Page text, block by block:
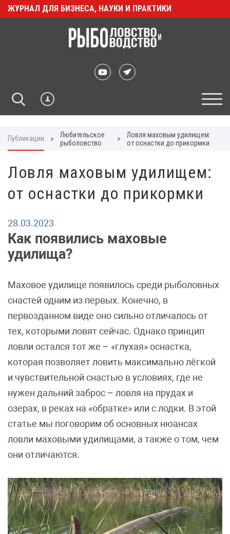
ЖУРНАЛ ДЛЯ БИЗНЕСА, НАУКИ И ПРАКТИКИ
Публикации >
Любительское
рыболовство
>
Ловля маховым удилищем:
от оснастки до прикормки
Ловля маховым удилищем:
от оснастки до прикормки
28.03.2023
Как появились маховые
удилища?
Маховое удилище появилось среди рыболовных
снастей одним из первых. Конечно, в
первозданном виде оно сильно отличалось от
тех, которыми ловят сейчас. Однако принцип
ловли остался тот же – «глухая» оснастка,
которая позволяет ловить максимально лёгкой
и чувствительной снастью в условиях, где не
нужен дальний заброс – ловля на прудах и
озерах, в реках на «обратке» или с лодки. В этой
статье мы поговорим об основных нюансах
ловли маховыми удилищами, а также о том, чем
они отличаются.